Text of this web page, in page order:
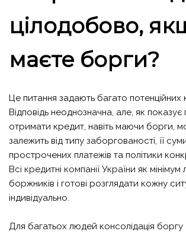
цілодобово,
маєте борги?
Це питання задають багато потенційних
Відповідь неоднозначна, але, як показує
отримати кредит, навіть маючи борги,
залежить від типу заборгованості, її
прострочених платежів та політики
Всі кредитні компанії України як мінімум
боржників і готові розглядати кожну
індивідуально.
Для багатьох людей консолідація боргу